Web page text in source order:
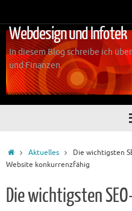
springen
Webdesign und Infotek
In diesem Blog schreibe ich
und Finanzen.
StartAktuelles
Die wichtigsten
Website konkurrenzfähig
Die wichtigsten